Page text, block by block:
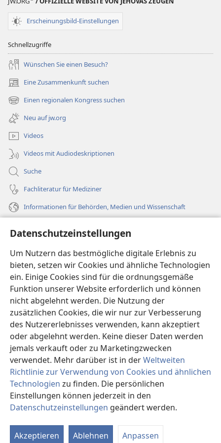
Datenschutzeinstellungen
Um Nutzern das bestmögliche digitale Erlebnis zu
bieten, setzen wir Cookies und ähnliche Technologien
ein. Einige Cookies sind für die ordnungsgemäße
Funktion unserer Website erforderlich und können
nicht abgelehnt werden. Die Nutzung der
zusätzlichen Cookies, die wir nur zur Verbesserung
des Nutzererlebnisses verwenden, kann akzeptiert
oder abgelehnt werden. Keine dieser Daten werden
jemals verkauft oder zu Marketingzwecken
verwendet. Mehr darüber ist in derWeltweiten
Richtlinie zur Verwendung von Cookies und ähnlichen
Technologien zu finden. Die persönlichen
Einstellungen können jederzeit in den
Datenschutzeinstellungen geändert werden.
Akzeptieren Ablehnen Anpassen
Erscheinungsbild-Einstellungen
Schnellzugriffe
Wünschen Sie einen Besuch?
Eine Zusammenkunft suchen
(öffnet
neues
Fenster)
Einen regionalen Kongress suchen
(öffnet
neues
Fenster)
Neu auf jw.org
Videos
Videos mit Audiodeskriptionen
Suche
Fachliteratur für Mediziner
Informationen für Behörden, Medien und Wissenschaft
Spenden
(öffnet
neues
Fenster)Wachtturm ONLINE-BIBLIOTHEK
(öffnet
neues
Fenster)JW Hub®
(öffnet
neues
Fenster)JW Library
Watchtower Library ®
Copyright© 2026 Watch Tower Bible and Tract Society of Pennsylvania.
NUTZUNGSBEDINGUNGEN| DATENSCHUTZERKLÄRUNG
DATENSCHUTZEINSTELLUNGEN